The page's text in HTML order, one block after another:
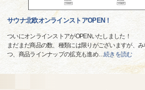
サウナ北欧オンラインストアOPEN！
ついにオンラインストアがOPENいたしました！
まだまだ商品の数、種類には限りがございますが、
つ、商品ラインナップの拡充も進め…続きを読む